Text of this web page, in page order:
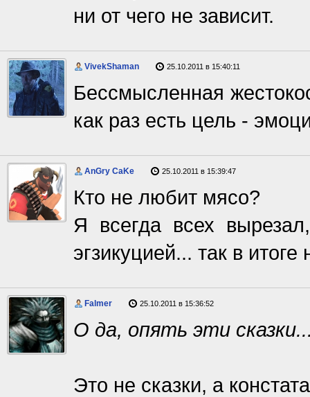
ни от чего не зависит.
VivekShaman 25.10.2011 в 15:40:11
Бессмысленная
как раз есть цель -
AnGry CaKe 25.10.2011 в 15:39:47
Кто не любит мясо?
Я всегда всех
эгзикуцией... так в
Falmer 25.10.2011 в 15:36:52
О да, опять эти
Это не сказки, а